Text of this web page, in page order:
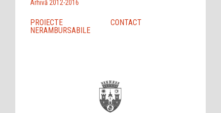
Arhivă 2012-2016
PROIECTE
NERAMBURSABILE
CONTACT